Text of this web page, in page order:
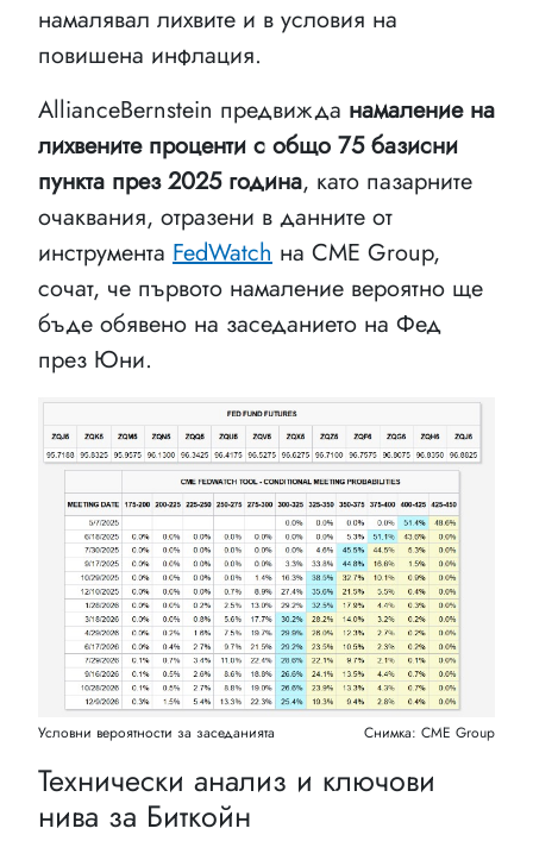
намалявал лихвите и в условия на
повишена инфлация.
AllianceBernstein предвижда намаление на
лихвените проценти с общо 75 базисни
пункта през 2025 година, като пазарните
очаквания, отразени в данните от
инструмента FedWatch на CME Group,
сочат, че първото намаление вероятно ще
бъде обявено на заседанието на Фед
през Юни.
Условни вероятности за заседанията Снимка: CME Group
Технически анализ и ключови
нива за Биткойн